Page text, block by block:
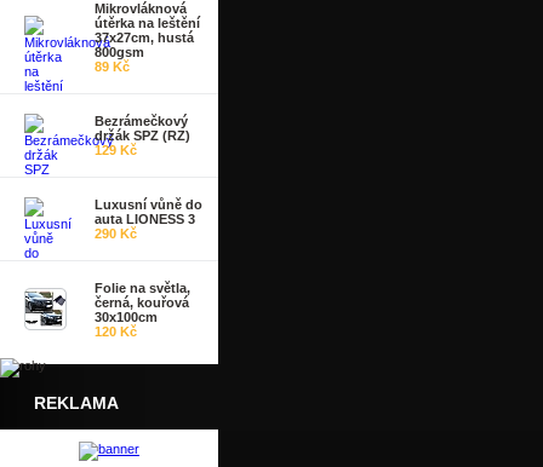
Mikrovláknová
útěrka na leštění
37x27cm, hustá
800gsm
89 Kč
Bezrámečkový
držák SPZ (RZ)
129 Kč
Luxusní vůně do
auta LIONESS 3
290 Kč
Folie na světla,
černá, kouřová
30x100cm
120 Kč
REKLAMA